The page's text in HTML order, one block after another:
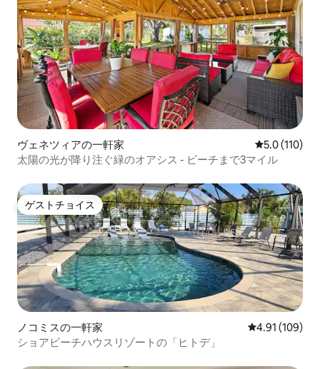
ヴェネツィアの一軒家 レビュー110
5.0 (110)
太陽の光が降り注ぐ緑のオアシス - ビーチまで3マイル
ゲストチョイス
ゲストチョイス
ノコミスの一軒家 レビュー109
4.91 (109)
ショアビーチハウスリゾートの「ヒトデ」